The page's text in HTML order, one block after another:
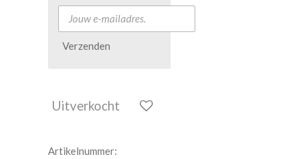
Verzenden
Uitverkocht
Artikelnummer: